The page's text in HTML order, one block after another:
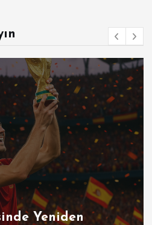
Yeniden